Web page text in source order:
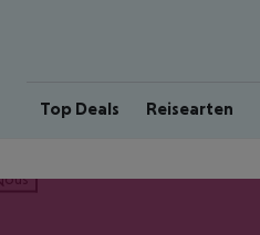
Top Deals Reisearten